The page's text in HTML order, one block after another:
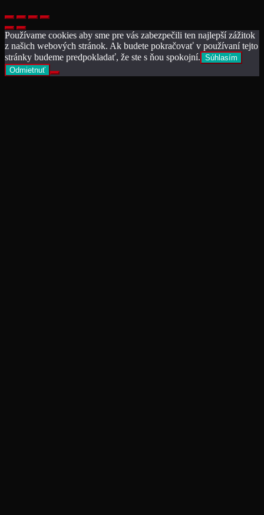
Používame cookies aby sme pre vás zabezpečili ten najlepší zážitok
z našich webových stránok. Ak budete pokračovať v používaní tejto
stránky budeme predpokladať, že ste s ňou spokojní. Súhlasím
Odmietnuť